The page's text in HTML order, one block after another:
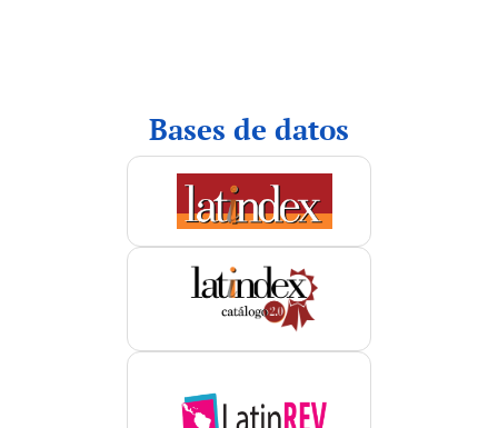
Bases de datos